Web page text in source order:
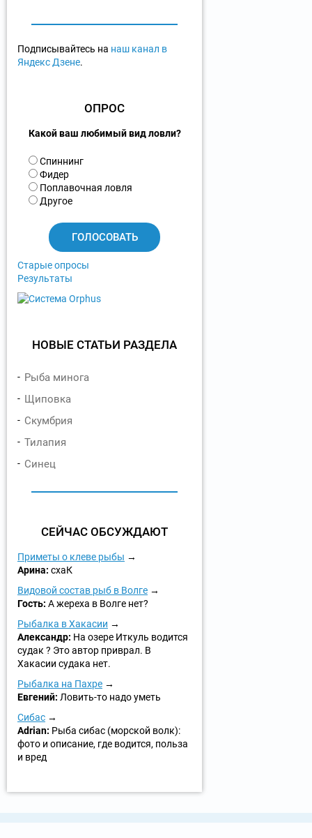
Подписывайтесь на наш канал в
Яндекс Дзене.
ОПРОС
Какой ваш любимый вид ловли?
В
а
р
и
Спиннинг
Фидер
Поплавочная ловля
Другое
Старые опросы
Результаты
НОВЫЕ СТАТЬИ РАЗДЕЛА
Рыба минога
Щиповка
Скумбрия
Тилапия
Синец
СЕЙЧАС ОБСУЖДАЮТ
Приметы о клеве рыбы
Арина: схаК
Видовой состав рыб в Волге
Гость: А жереха в Волге нет?
Рыбалка в Хакасии
Александр: На озере Иткуль водится
судак ? Это автор приврал. В
Хакасии судака нет.
Рыбалка на Пахре
Евгений: Ловить-то надо уметь
Сибас
Adrian: Рыба сибас (морской волк):
фото и описание, где водится, польза
и вред